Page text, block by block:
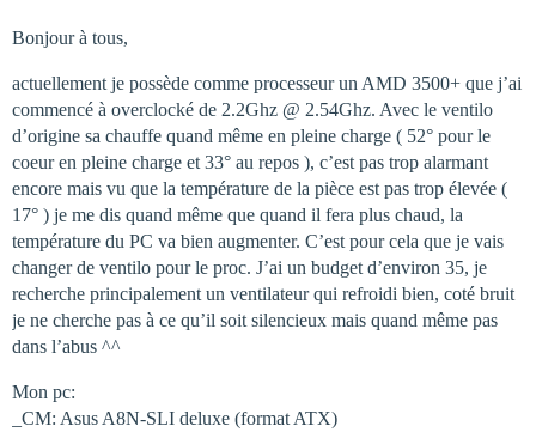
Bonjour à tous,
actuellement je possède comme processeur un AMD 3500+ que j’ai
commencé à overclocké de 2.2Ghz @ 2.54Ghz. Avec le ventilo
d’origine sa chauffe quand même en pleine charge ( 52° pour le
coeur en pleine charge et 33° au repos ), c’est pas trop alarmant
encore mais vu que la température de la pièce est pas trop élevée (
17° ) je me dis quand même que quand il fera plus chaud, la
température du PC va bien augmenter. C’est pour cela que je vais
changer de ventilo pour le proc. J’ai un budget d’environ 35, je
recherche principalement un ventilateur qui refroidi bien, coté bruit
je ne cherche pas à ce qu’il soit silencieux mais quand même pas
dans l’abus ^^
Mon pc:
_CM: Asus A8N-SLI deluxe (format ATX)